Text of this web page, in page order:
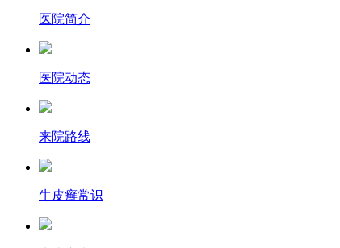
医院简介
医院动态
来院路线
牛皮癣常识